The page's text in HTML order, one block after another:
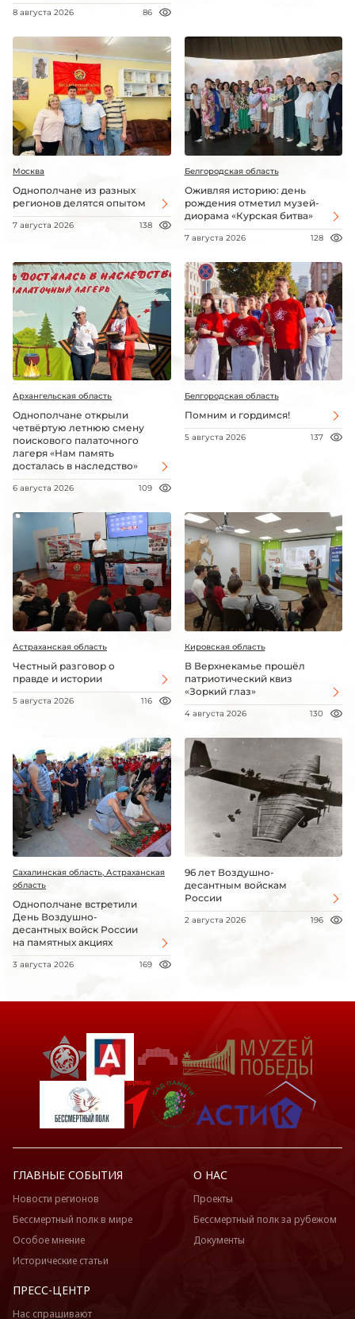
8 августа 2026 86
Москва
Однополчане из разных
регионов делятся опытом
7 августа 2026 138
Белгородская область
Оживляя историю: день
рождения отметил музей-
диорама «Курская битва»
7 августа 2026 128
Архангельская область
Однополчане открыли
четвёртую летнюю смену
поискового палаточного
лагеря «Нам память
досталась в наследство»
6 августа 2026 109
Белгородская область
Помним и гордимся!
5 августа 2026 137
Астраханская область
Честный разговор о
правде и истории
5 августа 2026 116
Кировская область
В Верхнекамье прошёл
патриотический квиз
«Зоркий глаз»
4 августа 2026 130
Сахалинская область, Астраханская
область
Однополчане встретили
День Воздушно-
десантных войск России
на памятных акциях
3 августа 2026 169
96 лет Воздушно-
десантным войскам
России
2 августа 2026 196
ГЛАВНЫЕ СОБЫТИЯ
Новости регионов
Бессмертный полк в мире
Особое мнение
Исторические статьи
О НАС
Проекты
Бессмертный полк за рубежом
Документы
ПРЕСС-ЦЕНТР
Нас спрашивают